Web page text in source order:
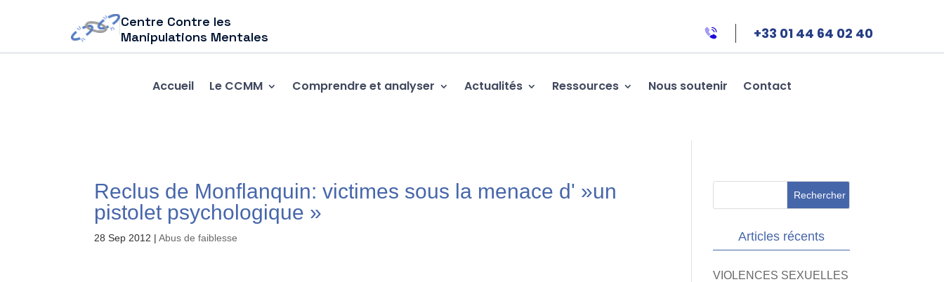
Centre Contre les
Manipulations Mentales
+33 01 44 64 02 40
Accueil Le CCMM Comprendre et analyser Actualités Ressources Nous soutenir Contact
Reclus de Monflanquin: victimes sous la menace d' »un
pistolet psychologique »
28 Sep 2012 |Abus de faiblesse Articles récents
VIOLENCES SEXUELLES